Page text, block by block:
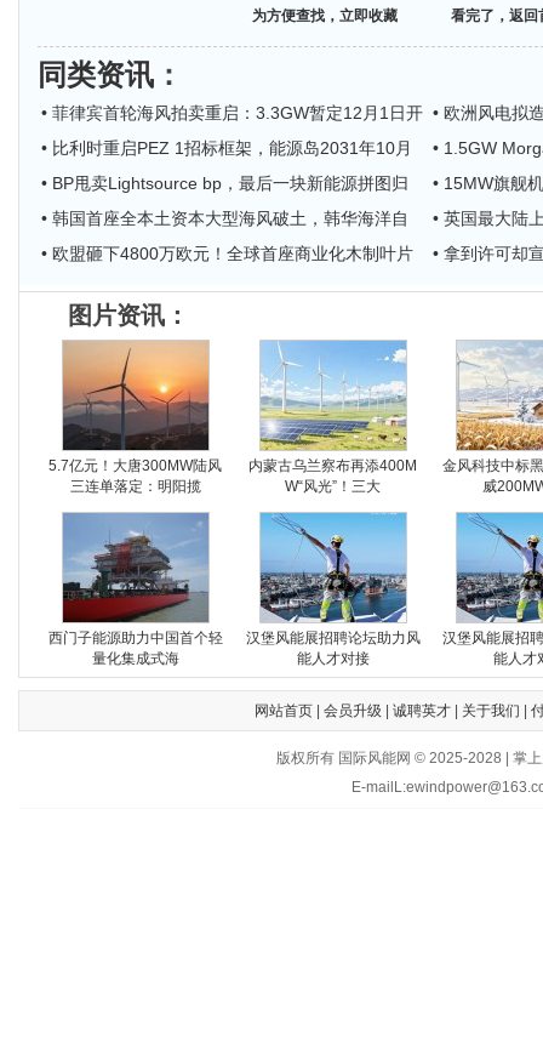
为方便查找，立即收藏 看完了，返回
同类资讯 ：
• 菲律宾首轮海风拍卖重启：3.3GW暂定12月1日开 • 欧洲风电拟
• 比利时重启PEZ 1招标框架，能源岛2031年10月
• 1.5GW
• BP甩卖Lightsource bp，最后一块新能源拼图归
• 15MW旗舰
• 韩国首座全本土资本大型海风破土，韩华海洋自
• 英国最大陆
• 欧盟砸下4800万欧元！全球首座商业化木制叶片
• 拿到许可却
图片资讯：
5.7亿元！大唐300MW陆风
三连单落定：明阳揽
内蒙古乌兰察布再添400M
W“风光”！三大
金风科技中标
威
西门子能源助力中国首个轻
量化集成式海
汉堡风能展招聘论坛助力风
能人才对接
汉堡风能展招
能人才
网站首页| 会员升级 诚聘英才| 关于我们
版权所有 国际风能网 © 2025-2028 | 掌
E-